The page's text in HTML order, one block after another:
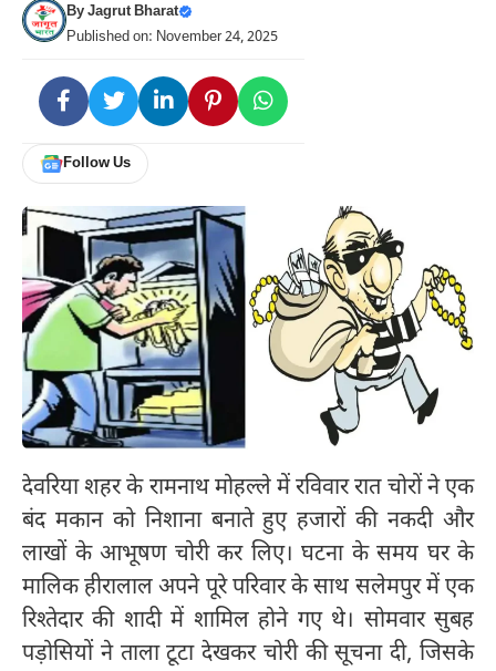
ByJagrut Bharat
Published on: November 24, 2025
Follow Us
देवरिया शहर के रामनाथ मोहल्ले में रविवार रात चोरों ने एक
बंद मकान को निशाना बनाते हुए हजारों की नकदी और
लाखों के आभूषण चोरी कर लिए। घटना के समय घर के
मालिक हीरालाल अपने पूरे परिवार के साथ सलेमपुर में एक
रिश्तेदार की शादी में शामिल होने गए थे। सोमवार सुबह
पड़ोसियों ने ताला टूटा देखकर चोरी की सूचना दी, जिसके